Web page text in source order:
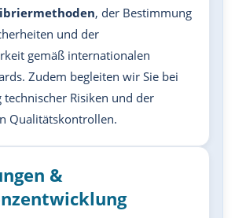
, der Bestimmung
und der
gemäß internationalen
Zudem begleiten wir Sie bei
technischer Risiken und der
Qualitätskontrollen.
&